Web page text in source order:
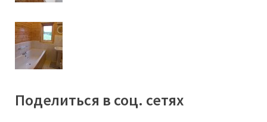
Поделиться в соц. сетях